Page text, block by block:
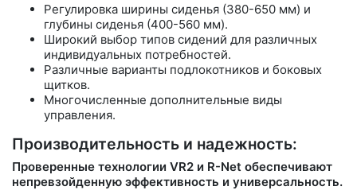
Регулировка ширины сиденья (380-650 мм) и
глубины сиденья (400-560 мм).
Широкий выбор типов сидений для различных
индивидуальных потребностей.
Различные варианты подлокотников и боковых
щитков.
Многочисленные дополнительные виды
управления.
Производительность и надежность:
Проверенные технологии VR2 и R-Net обеспечивают
непревзойденную эффективность и универсальность.